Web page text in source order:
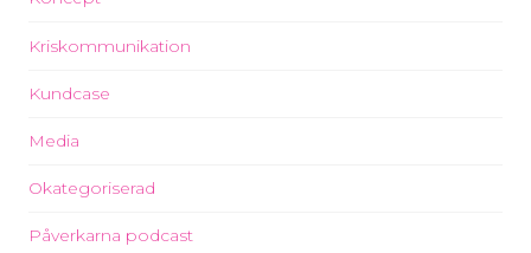
Kriskommunikation
Kundcase
Media
Okategoriserad
Påverkarna podcast